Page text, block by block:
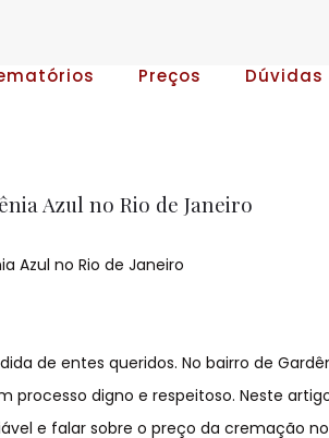
Preços Dúvidas
Azul no Rio de Janeiro
Azul no Rio de Janeiro
de entes queridos. No bairro de
processo digno e respeitoso. Neste
e falar sobre o preço da cremação